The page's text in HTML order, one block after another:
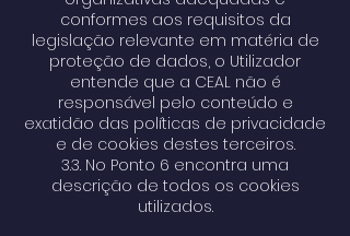
conformes aos requisitos da
legislação relevante em matéria de
proteção de dados, o Utilizador
entende que a CEAL não é
responsável pelo conteúdo e
exatidão das políticas de privacidade
e de cookies destes terceiros.
3.3. No Ponto 6 encontra uma
descrição de todos os cookies
utilizados.